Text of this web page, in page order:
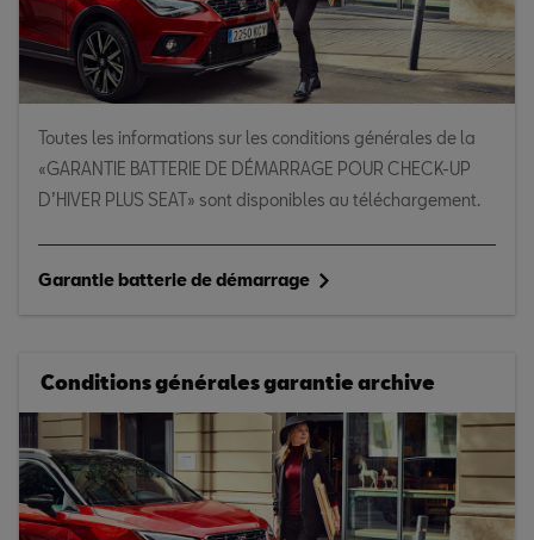
Toutes les informations sur les conditions générales de la
«GARANTIE BATTERIE DE DÉMARRAGE POUR CHECK-UP
D’HIVER PLUS SEAT» sont disponibles au téléchargement.
Garantie batterie de démarrage
Conditions générales garantie archive